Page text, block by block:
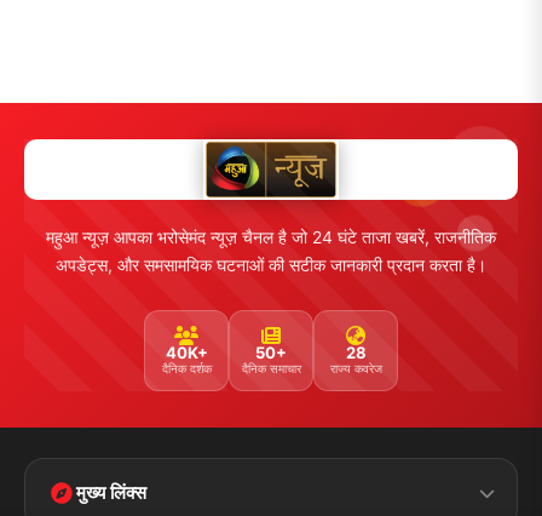
महुआ न्यूज़ आपका भरोसेमंद न्यूज़ चैनल है जो 24 घंटे ताजा खबरें, राजनीतिक
अपडेट्स, और समसामयिक घटनाओं की सटीक जानकारी प्रदान करता है।
40K+
दैनिक दर्शक
50+
दैनिक समाचार
28
राज्य कवरेज
मुख्य लिंक्स